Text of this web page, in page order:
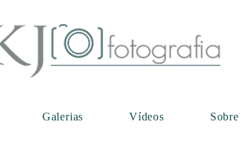
Galerias Vídeos Sobre